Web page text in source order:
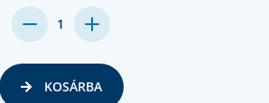
DECREASE
QUANTITY:
1
INCREASE
QUANTITY:
KOSÁRBA